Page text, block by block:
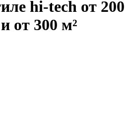
hi-tech от 200
от 300 м²